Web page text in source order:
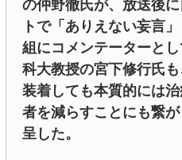
の仲野徹氏が、放送後
トで「ありえない妄言
組にコメンテーターと
科大教授の宮下修行氏
装着しても本質的には
者を減らすことにも繋
呈した。